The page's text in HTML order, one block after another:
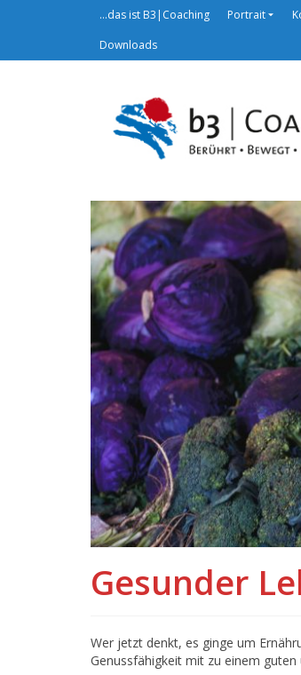
…das ist B3|Coaching Portrait
Downloads
Gesunder
Wer jetzt denkt, es ginge um
Genussfähigkeit mit zu einem